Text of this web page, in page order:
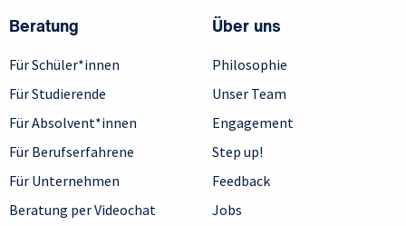
Beratung
Für Schüler*innen
Für Studierende
Für Absolvent*innen
Für Berufserfahrene
Für Unternehmen
Beratung per Videochat
Über uns
Philosophie
Unser Team
Engagement
Step up!
Feedback
Jobs